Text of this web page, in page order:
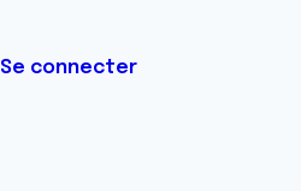
Se connecter